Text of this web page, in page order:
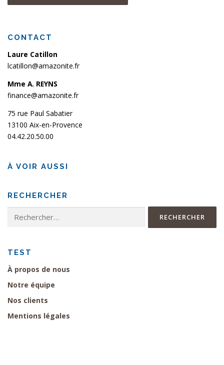
CONTACT
Laure Catillon
lcatillon@amazonite.fr
Mme A. REYNS
finance@amazonite.fr
75 rue Paul Sabatier
13100 Aix-en-Provence
04.42.20.50.00
À VOIR AUSSI
RECHERCHER
Rechercher :
TEST
À propos de nous
Notre équipe
Nos clients
Mentions légales